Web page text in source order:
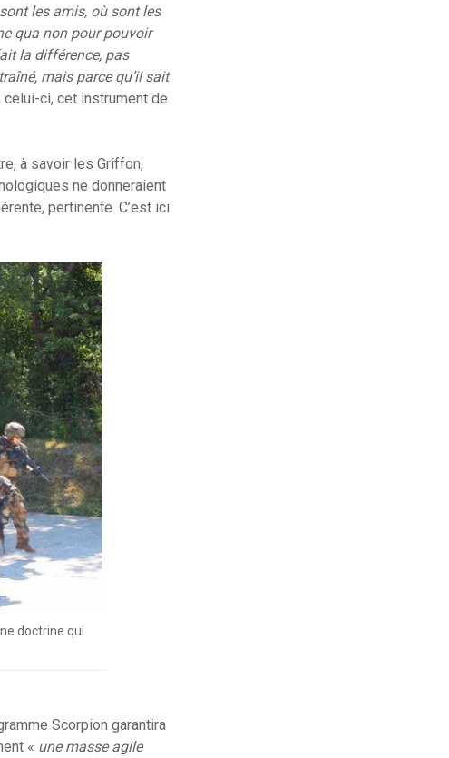
les amis, où sont les
qua non pour pouvoir
la différence, pas
mais parce qu’il sait
ci, cet instrument de
à savoir les Griffon,
ne donneraient
pertinente. C’est ici
doctrine qui
Scorpion garantira
« une masse agile